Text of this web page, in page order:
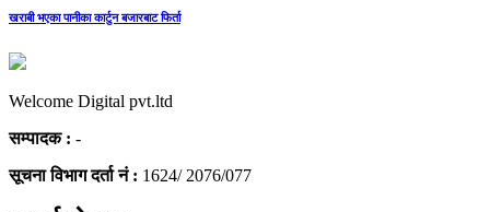
खराबी भएका पानीका कार्टुन बजारबाट फिर्ता
Welcome Digital pvt.ltd
सम्पादक : -
सूचना विभाग दर्ता नं : 1624/ 2076/077